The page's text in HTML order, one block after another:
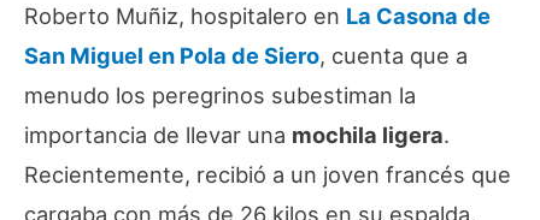
Roberto Muñiz, hospitalero en La Casona de
San Miguel en Pola de Siero, cuenta que a
menudo los peregrinos subestiman la
importancia de llevar una mochila ligera.
Recientemente, recibió a un joven francés que
cargaba con más de 26 kilos en su espalda,